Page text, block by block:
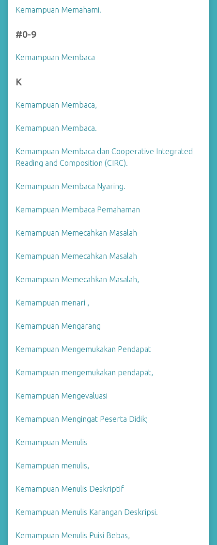
Kemampuan Memahami.
#0-9
Kemampuan Membaca
K
Kemampuan Membaca,
Kemampuan Membaca.
Kemampuan Membaca dan Cooperative Integrated
Reading and Composition (CIRC).
Kemampuan Membaca Nyaring.
Kemampuan Membaca Pemahaman
Kemampuan Memecahkan Masalah
Kemampuan Memecahkan Masalah
Kemampuan Memecahkan Masalah,
Kemampuan menari ,
Kemampuan Mengarang
Kemampuan Mengemukakan Pendapat
Kemampuan mengemukakan pendapat,
Kemampuan Mengevaluasi
Kemampuan Mengingat Peserta Didik;
Kemampuan Menulis
Kemampuan menulis,
Kemampuan Menulis Deskriptif
Kemampuan Menulis Karangan Deskripsi.
Kemampuan Menulis Puisi Bebas,